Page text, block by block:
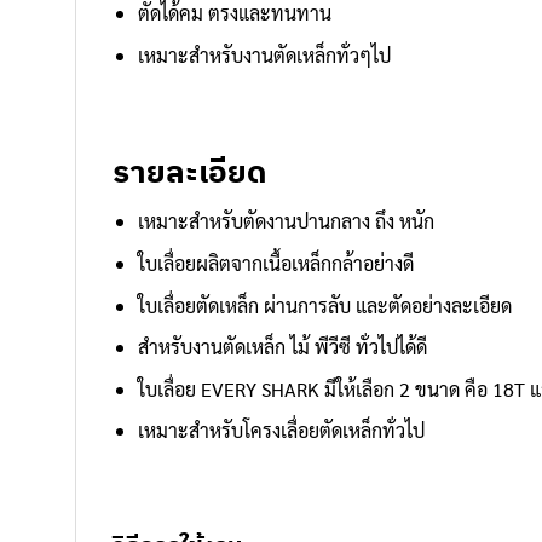
ตัดได้คม ตรงและทนทาน
เหมาะสำหรับงานตัดเหล็กทั่วๆไป
รายละเอียด
เหมาะสำหรับตัดงานปานกลาง ถึง หนัก
ใบเลื่อยผลิตจากเนื้อเหล็กกล้าอย่างดี
ใบเลื่อยตัดเหล็ก ผ่านการลับ และตัดอย่างละเอียด
สำหรับงานตัดเหล็ก ไม้ พีวีซี ทั่วไปได้ดี
ใบเลื่อย EVERY SHARK มีให้เลือก 2 ขนาด คือ 18T
เหมาะสำหรับโครงเลื่อยตัดเหล็กทั่วไป